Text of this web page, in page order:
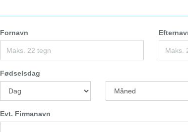
Fornavn
Fødselsdag
Evt. Firmanavn